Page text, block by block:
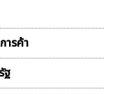
ารค้า
ฐ